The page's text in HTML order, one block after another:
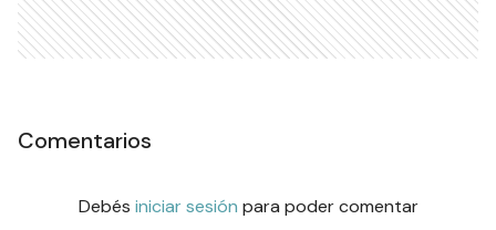
Comentarios
Debés iniciar sesión para poder comentar